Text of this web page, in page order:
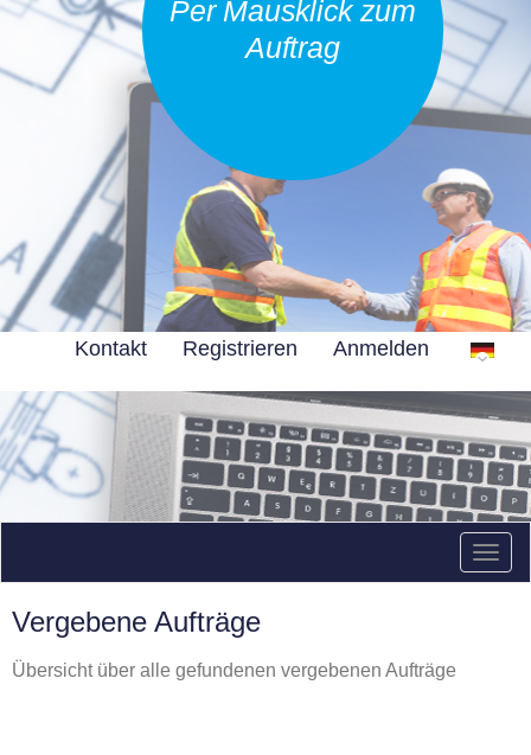
Per Mausklick zum
Auftrag
Kontakt Registrieren Anmelden
Vergebene Aufträge
Übersicht über alle gefundenen vergebenen Aufträge